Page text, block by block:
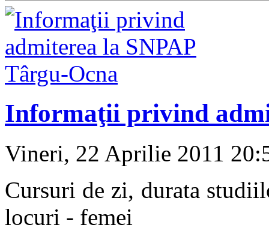
Informaţii privind
Vineri, 22 Aprilie 2011
Cursuri de zi, durata
locuri - femei